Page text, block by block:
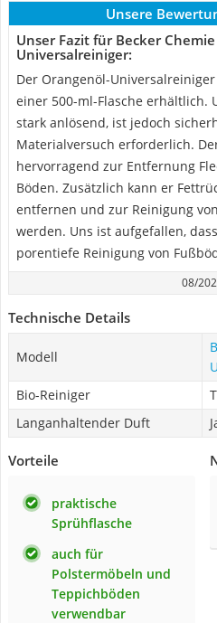
Unsere
Unser Fazit für Becker
Universalreiniger:
Der Orangenöl-
einer 500-ml-Flasche erhältlich.
stark anlösend, ist jedoch
Materialversuch erforderlich.
hervorragend zur Entfernung
Böden. Zusätzlich kann er
entfernen und zur Reinigung
werden. Uns ist aufgefallen,
porentiefe Reinigung von
08/
Technische Details
Modell
Bio-Reiniger
Langanhaltender Duft
Vorteile
praktische
Sprühflasche
auch für
Polstermöbeln und
Teppichböden
verwendbar